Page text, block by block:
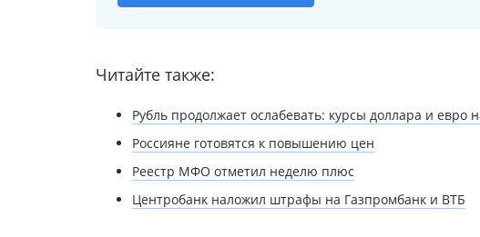
Читайте также:
Рубль продолжает ослабевать: курсы доллара и евро
Россияне готовятся к повышению цен
Реестр МФО отметил неделю плюс
Центробанк наложил штрафы на Газпромбанк и ВТБ